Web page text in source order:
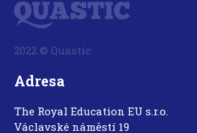
2022 © Quastic
Adresa
The Royal Education EU s.r.o.
Václavské náměstí 19